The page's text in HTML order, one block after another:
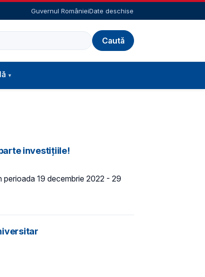
Guvernul RomânieiDate deschise
investițiile!
perioada 19 decembrie 2022 - 29